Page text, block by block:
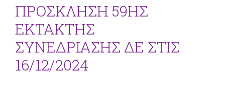
ΠΡΟΣΚΛΗΣΗ 59ΗΣ
ΕΚΤΑΚΤΗΣ
ΣΥΝΕΔΡΙΑΣΗΣ ΔΕ ΣΤΙΣ
16/12/2024